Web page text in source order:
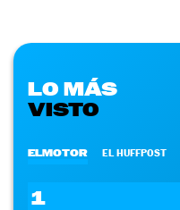
LO MÁS
VISTO
ELMOTOR EL HUFFPOST
1